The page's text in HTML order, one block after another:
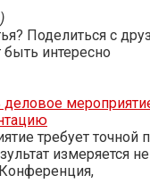
Поделиться с
интересно
деловое
требует точной
измеряется